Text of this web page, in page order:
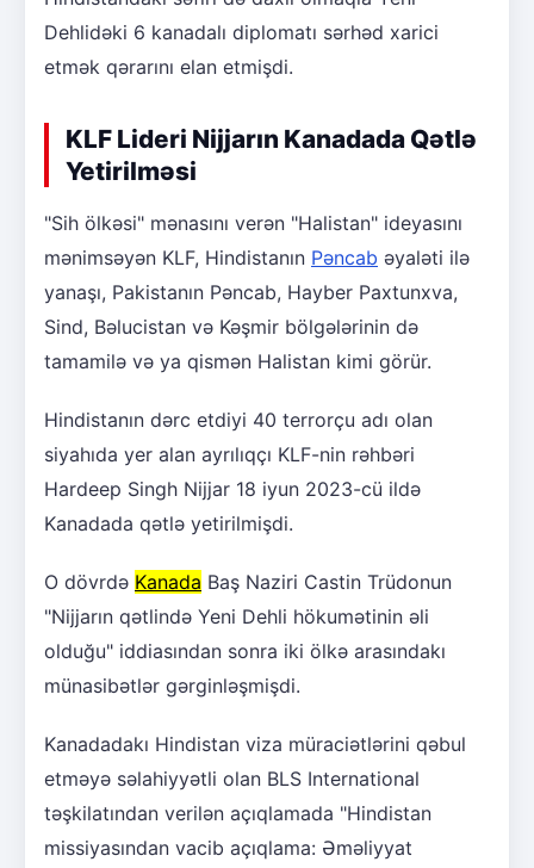
Dehlidəki 6 kanadalı diplomatı sərhəd xarici
etmək qərarını elan etmişdi.
KLF Lideri Nijjarın Kanadada Qətlə
Yetirilməsi
"Sih ölkəsi" mənasını verən "Halistan" ideyasını
mənimsəyən KLF, Hindistanın Pəncab əyaləti ilə
yanaşı, Pakistanın Pəncab, Hayber Paxtunxva,
Sind, Bəlucistan və Kəşmir bölgələrinin də
tamamilə və ya qismən Halistan kimi görür.
Hindistanın dərc etdiyi 40 terrorçu adı olan
siyahıda yer alan ayrılıqçı KLF-nin rəhbəri
Hardeep Singh Nijjar 18 iyun 2023-cü ildə
Kanadada qətlə yetirilmişdi.
O dövrdə Kanada Baş Naziri Castin Trüdonun
"Nijjarın qətlində Yeni Dehli hökumətinin əli
olduğu" iddiasından sonra iki ölkə arasındakı
münasibətlər gərginləşmişdi.
Kanadadakı Hindistan viza müraciətlərini qəbul
etməyə səlahiyyətli olan BLS International
təşkilatından verilən açıqlamada "Hindistan
missiyasından vacib açıqlama: Əməliyyat